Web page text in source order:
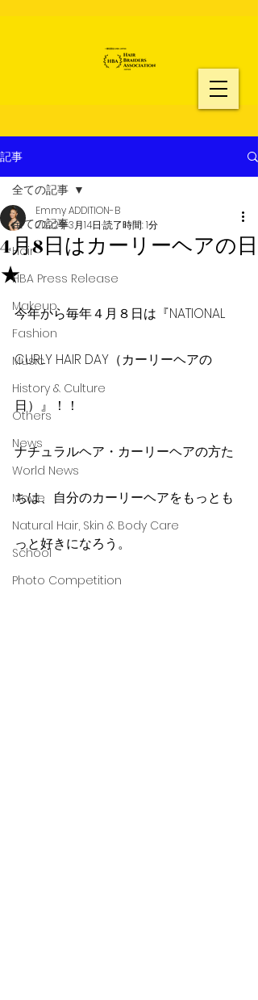
記事
全ての記事
Hair
HBA Press Release
Makeup
Fashion
Music
History & Culture
Others
News
World News
Movie
Natural Hair, Skin & Body Care
School
Photo Competition
全ての記事
4月8日はカーリーヘアの日
★
Emmy ADDITION-B
2022年3月14日 読了時間: 1分
今年から毎年４月８日は『NATIONAL
CURLY HAIR DAY（カーリーヘアの
日）』！！
ナチュラルヘア・カーリーヘアの方た
ちは、自分のカーリーヘアをもっとも
っと好きになろう。